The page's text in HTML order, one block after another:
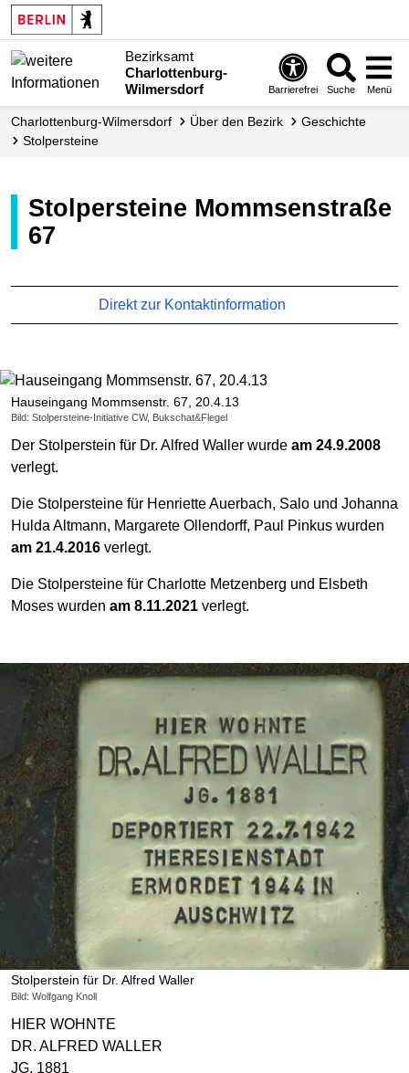
Bezirksamt
Charlottenburg-
Wilmersdorf
Barrierefrei Suche Menü
Charlottenburg-Wilmersdorf Über den Bezirk
Geschichte
Stolpersteine
Stolpersteine Mommsenstraße
67
Direkt zur Kontaktinformation
Hauseingang Mommsenstr. 67, 20.4.13
Bild: Stolpersteine-Initiative CW, Bukschat&Flegel
Der Stolperstein für Dr. Alfred Waller wurde am 24.9.2008
verlegt.
Die Stolpersteine für Henriette Auerbach, Salo und Johanna
Hulda Altmann, Margarete Ollendorff, Paul Pinkus wurden
am 21.4.2016 verlegt.
Die Stolpersteine für Charlotte Metzenberg und Elsbeth
Moses wurden am 8.11.2021 verlegt.
Stolperstein für Dr. Alfred Waller
Bild: Wolfgang Knoll
HIER WOHNTE
DR. ALFRED WALLER
JG. 1881